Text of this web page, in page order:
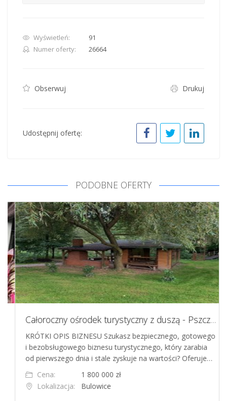
Wyświetleń:
91
Numer oferty:
26664
Obserwuj Drukuj
Udostępnij ofertę:
PODOBNE OFERTY
Całoroczny ośrodek turystyczny z duszą - Pszczela Oaza - w Beskidach, gotowiec inwestycyjny
KRÓTKI OPIS BIZNESU Szukasz bezpiecznego, gotowego
i bezobsługowego biznesu turystycznego, który zarabia
od pierwszego dnia i stale zyskuje na wartości? Oferuje…
Cena:
1 800 000 zł
Lokalizacja:
Bulowice